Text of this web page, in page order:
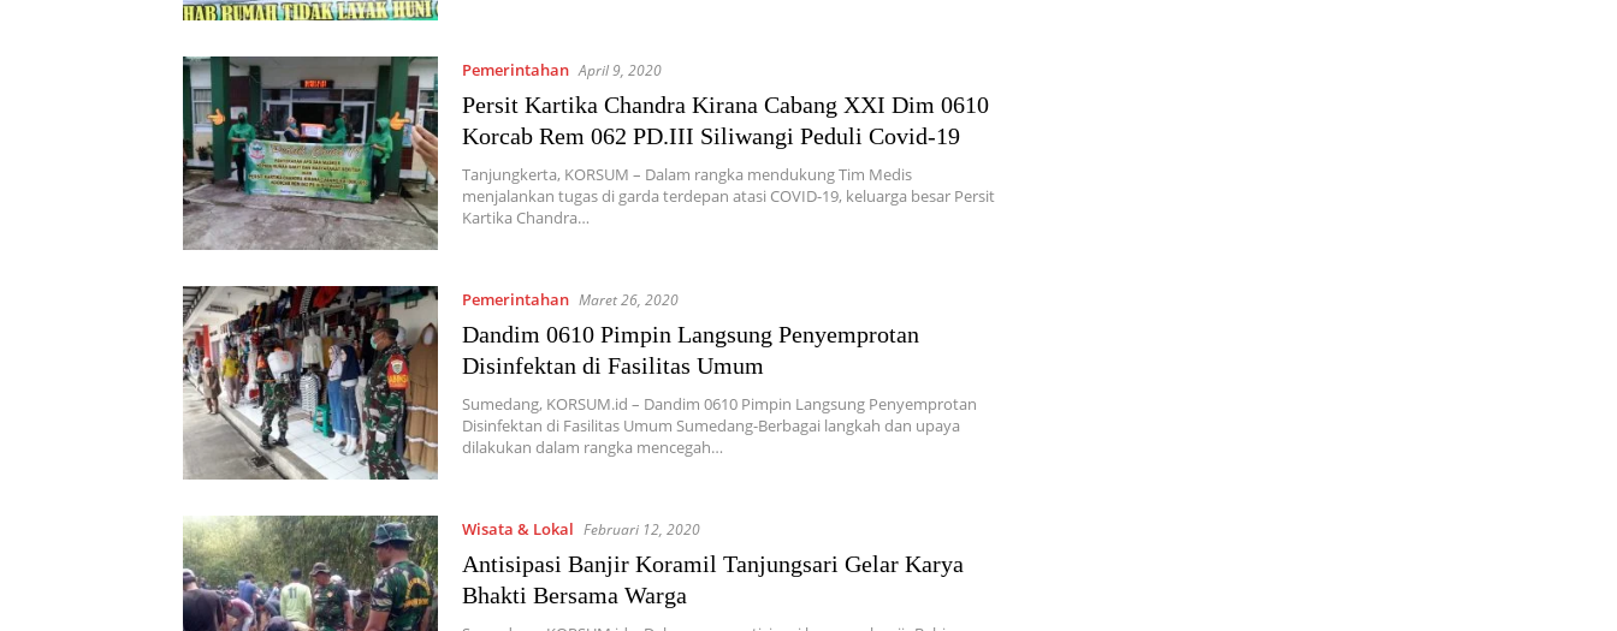
Pemerintahan April 9, 2020
Persit Kartika Chandra Kirana Cabang XXI Dim 0610
Korcab Rem 062 PD.III Siliwangi Peduli Covid-19
Tanjungkerta, KORSUM – Dalam rangka mendukung Tim Medis
menjalankan tugas di garda terdepan atasi COVID-19, keluarga besar Persit
Kartika Chandra…
Pemerintahan Maret 26, 2020
Dandim 0610 Pimpin Langsung Penyemprotan
Disinfektan di Fasilitas Umum
Sumedang, KORSUM.id – Dandim 0610 Pimpin Langsung Penyemprotan
Disinfektan di Fasilitas Umum Sumedang-Berbagai langkah dan upaya
dilakukan dalam rangka mencegah…
Wisata & Lokal Februari 12, 2020
Antisipasi Banjir Koramil Tanjungsari Gelar Karya
Bhakti Bersama Warga